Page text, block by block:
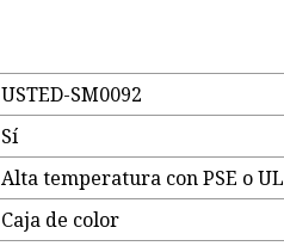
USTED-SM0092
Sí
Alta temperatura con PSE o UL
Caja de color